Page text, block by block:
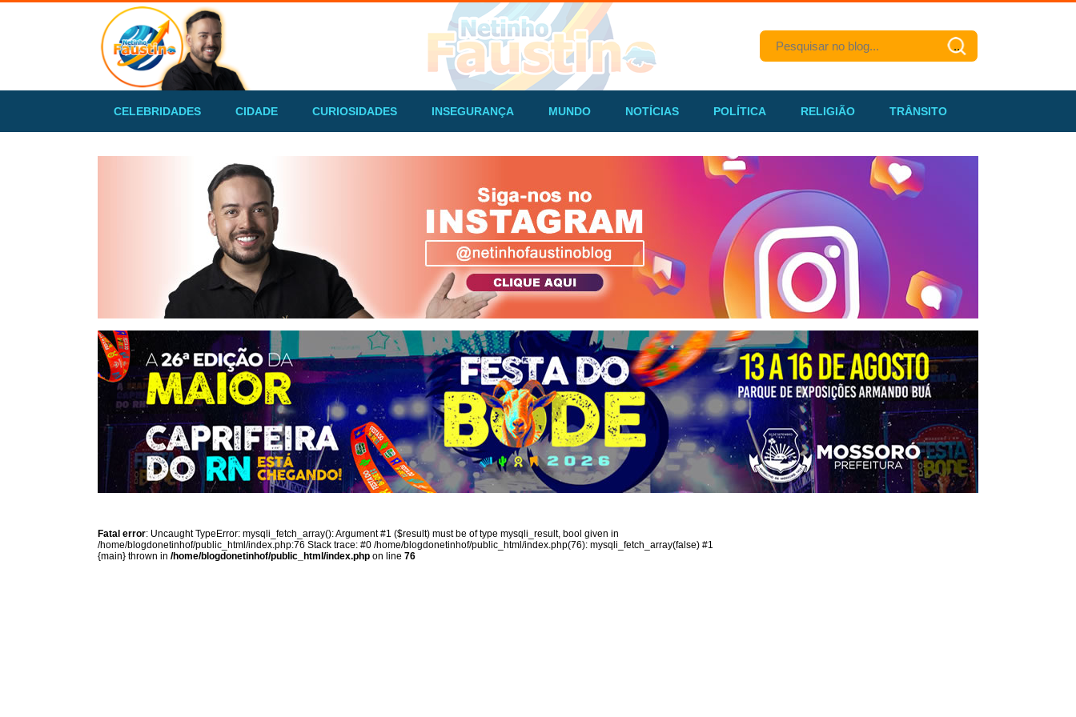
CELEBRIDADES CIDADE CURIOSIDADES INSEGURANÇA MUNDO NOTÍCIAS POLÍTICA RELIGIÃO TRÂNSITO
Fatal error: Uncaught TypeError: mysqli_fetch_array(): Argument #1 ($result) must be of type mysqli_result, bool given in
/home/blogdonetinhof/public_html/index.php:76 Stack trace: #0 /home/blogdonetinhof/public_html/index.php(76): mysqli_fetch_array(false) #1
{main} thrown in /home/blogdonetinhof/public_html/index.php on line 76